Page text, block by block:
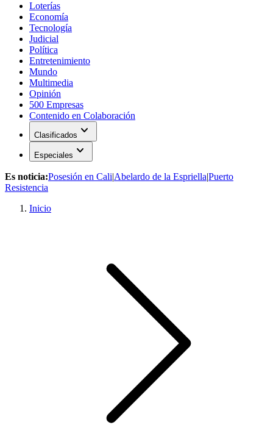
Loterías
Economía
Tecnología
Judicial
Política
Entretenimiento
Mundo
Multimedia
Opinión
500 Empresas
Contenido en Colaboración
Clasificados expand_more
Especiales expand_more
Es noticia:Posesión en Cali|Abelardo de la Espriella|Puerto
Resistencia
Inicio